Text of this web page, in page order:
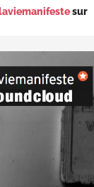
laviemanifestesur